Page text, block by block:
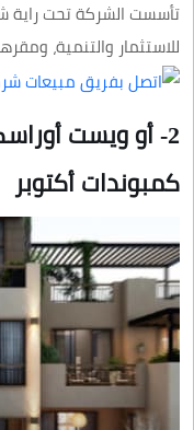
تأسست الشركة تحت راية
للاستثمار والتنمية،
2- أو ويست
كمبوندات أكتوبر